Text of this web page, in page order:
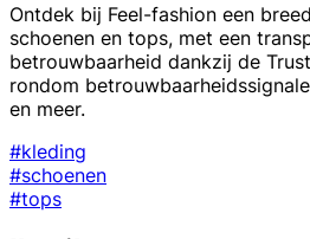
Ontdek bij Feel-fashion een
schoenen en tops, met een
betrouwbaarheid dankzij de
rondom
en meer.
#kleding
#schoenen
#tops